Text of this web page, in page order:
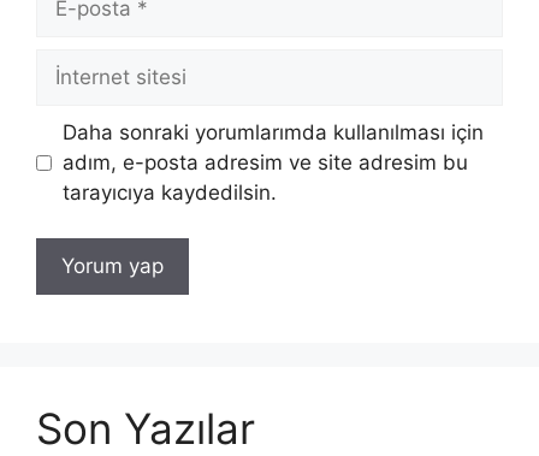
posta
İnternet
sitesi
Daha sonraki yorumlarımda kullanılması için
adım, e-posta adresim ve site adresim bu
tarayıcıya kaydedilsin.
Son Yazılar